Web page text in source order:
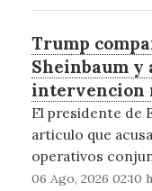
Trump
Sheinbaum
El presidente de
articulo que
operativos
06 Ago, 2026 02:10 h